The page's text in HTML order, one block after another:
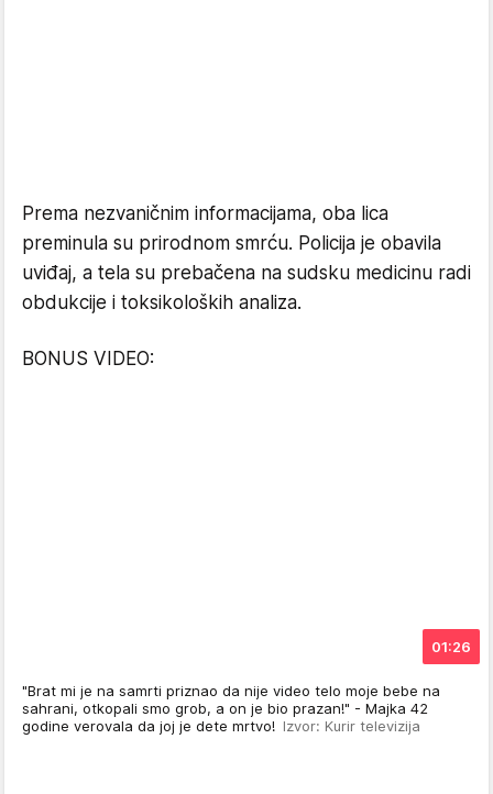
Prema nezvaničnim informacijama, oba lica
preminula su prirodnom smrću. Policija je obavila
uviđaj, a tela su prebačena na sudsku medicinu radi
obdukcije i toksikoloških analiza.
BONUS VIDEO:
01:26
"Brat mi je na samrti priznao da nije video telo moje bebe na
sahrani, otkopali smo grob, a on je bio prazan!" - Majka 42
godine verovala da joj je dete mrtvo! Izvor: Kurir televizija